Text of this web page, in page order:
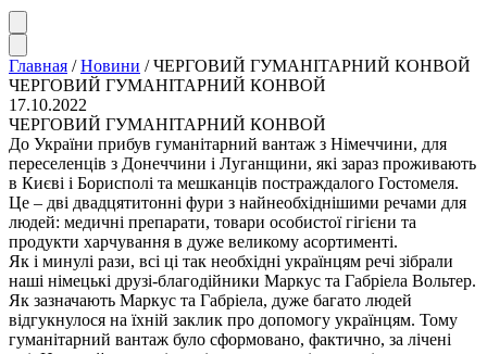
Главная / Новини / ЧЕРГОВИЙ ГУМАНІТАРНИЙ КОНВОЙ
ЧЕРГОВИЙ ГУМАНІТАРНИЙ КОНВОЙ
17.10.2022
ЧЕРГОВИЙ ГУМАНІТАРНИЙ КОНВОЙ
До України прибув гуманітарний вантаж з Німеччини, для
переселенців з Донеччини і Луганщини, які зараз проживають
в Києві і Борисполі та мешканців постраждалого Гостомеля.
Це – дві двадцятитонні фури з найнеобхіднішими речами для
людей: медичні препарати, товари особистої гігієни та
продукти харчування в дуже великому асортименті.
Як і минулі рази, всі ці так необхідні українцям речі зібрали
наші німецькі друзі-благодійники Маркус та Габріела Вольтер.
Як зазначають Маркус та Габріела, дуже багато людей
відгукнулося на їхній заклик про допомогу українцям. Тому
гуманітарний вантаж було сформовано, фактично, за лічені